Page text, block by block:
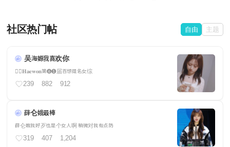
社区热门帖 自由 主题
吴海嫄我喜欢你
❤️‍🔥𝐇𝐚𝐞𝐰𝐨𝐧第❻❶届百想提名女综
239 882 912
薛仑娥最棒
薛仑娥我好歹也是个女人啊 稍微对我有点防
319 407 1,204